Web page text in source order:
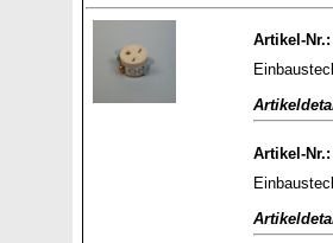
Artikel-Nr.:
Artikel-Nr.: